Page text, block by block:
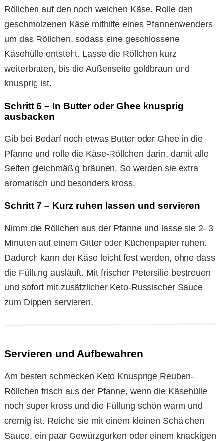
Röllchen auf den noch weichen Käse. Rolle den
geschmolzenen Käse mithilfe eines Pfannenwenders
um das Röllchen, sodass eine geschlossene
Käsehülle entsteht. Lasse die Röllchen kurz
weiterbraten, bis die Außenseite goldbraun und
knusprig ist.
Schritt 6 – In Butter oder Ghee knusprig
ausbacken
Gib bei Bedarf noch etwas Butter oder Ghee in die
Pfanne und rolle die Käse-Röllchen darin, damit alle
Seiten gleichmäßig bräunen. So werden sie extra
aromatisch und besonders kross.
Schritt 7 – Kurz ruhen lassen und servieren
Nimm die Röllchen aus der Pfanne und lasse sie 2–3
Minuten auf einem Gitter oder Küchenpapier ruhen.
Dadurch kann der Käse leicht fest werden, ohne dass
die Füllung ausläuft. Mit frischer Petersilie bestreuen
und sofort mit zusätzlicher Keto-Russischer Sauce
zum Dippen servieren.
Servieren und Aufbewahren
Am besten schmecken Keto Knusprige Reuben-
Röllchen frisch aus der Pfanne, wenn die Käsehülle
noch super kross und die Füllung schön warm und
cremig ist. Reiche sie mit einem kleinen Schälchen
Sauce, ein paar Gewürzgurken oder einem knackigen